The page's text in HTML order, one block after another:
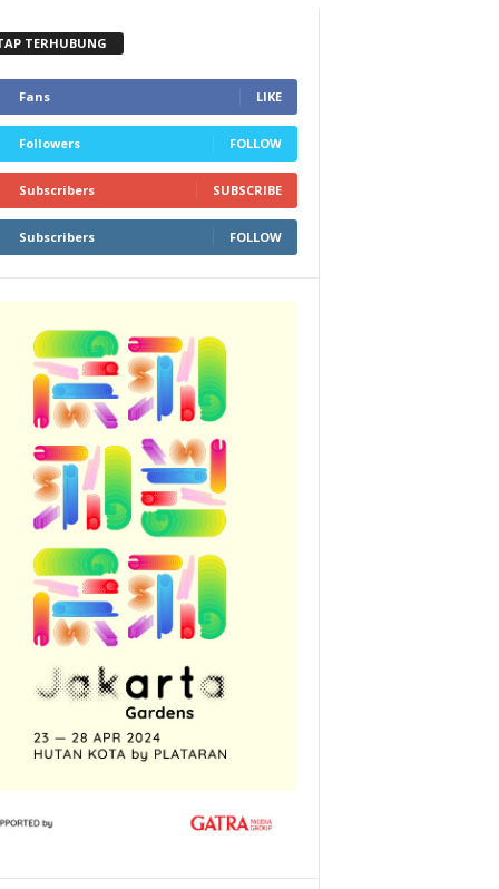
TERHUBUNG
Fans LIKE
Followers FOLLOW
Subscribers SUBSCRIBE
Subscribers FOLLOW